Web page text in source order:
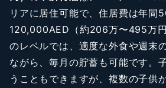
リアに居住可能で、住居費は年間
120,000AED（約206万〜495万
のレベルでは、適度な外食や週末
ながら、毎月の貯蓄も可能です。
うこともできますが、複数の子供